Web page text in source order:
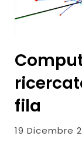
fila
19 Dicembre